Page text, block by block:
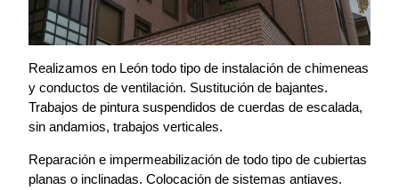
Realizamos en León todo tipo de instalación de chimeneas
y conductos de ventilación. Sustitución de bajantes.
Trabajos de pintura suspendidos de cuerdas de escalada,
sin andamios, trabajos verticales.
Reparación e impermeabilización de todo tipo de cubiertas
planas o inclinadas. Colocación de sistemas antiaves.